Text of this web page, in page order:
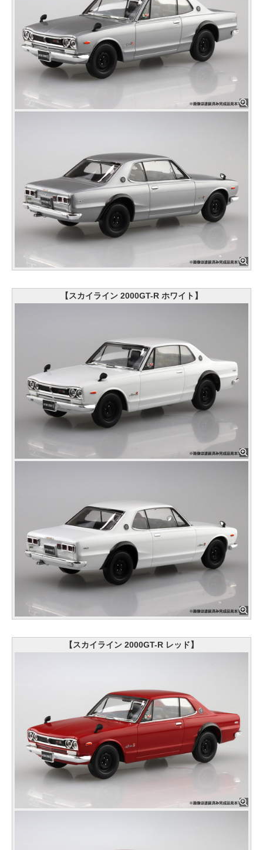
【スカイライン 2000GT-R ホワイト】
【スカイライン 2000GT-R レッド】